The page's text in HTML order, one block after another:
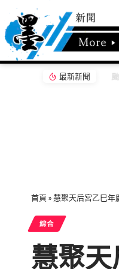
最新新聞 颱
首頁 »慧聚天后宮乙巳年
綜合
慧聚